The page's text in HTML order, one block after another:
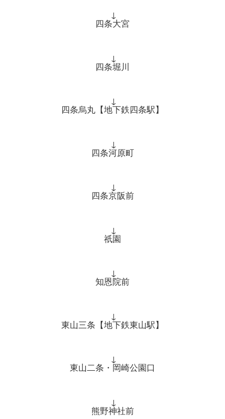
↓
四条大宮
↓
四条堀川
↓
四条烏丸【地下鉄四条駅】
↓
四条河原町
↓
四条京阪前
↓
祇園
↓
知恩院前
↓
東山三条【地下鉄東山駅】
↓
東山二条・岡崎公園口
↓
熊野神社前